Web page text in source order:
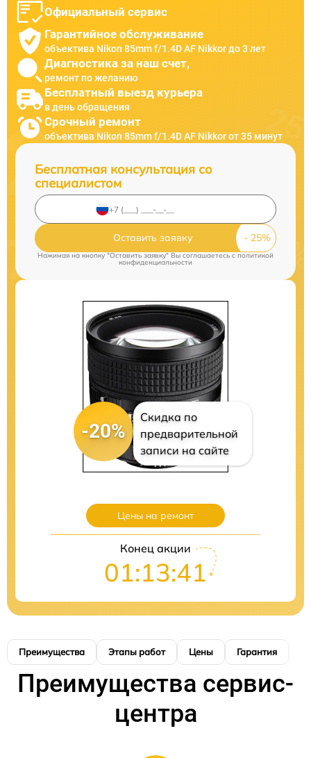
Официальный сервис
Гарантийное обслуживание
объектива Nikon 85mm f/1.4D AF Nikkor до 3 лет
Диагностика за наш счет,
ремонт по желанию
Бесплатный выезд курьера
в день обращения
Срочный ремонт
объектива Nikon 85mm f/1.4D AF Nikkor от 35 минут
Бесплатная консультация со
специалистом
Оставить заявку
Нажимая на кнопку "Оставить заявку" Вы соглашаетесь cполитикой
конфиденциальности
-20%
Скидка по
предварительной
записи на сайте
Цены на ремонт
Конец акции
01:13:41
Преимущества Этапы работ Цены Гарантия
Преимущества сервис-
центра